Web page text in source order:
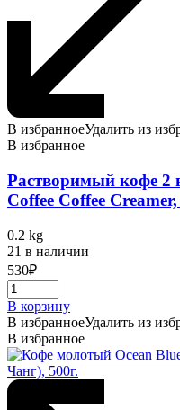
В избранноеУдалить из
В избранное
Растворимый кофе
Coffee Coffee
0.2 kg
21 в наличии
530₽
В корзину
В избранноеУдалить из
В избранное